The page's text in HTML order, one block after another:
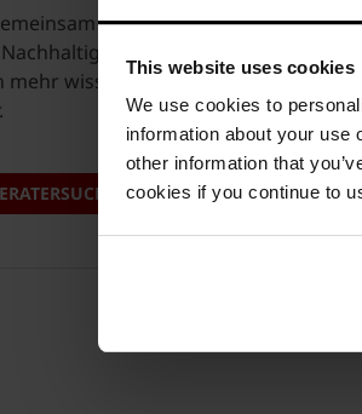
This website uses cookies
We use cookies to
information about your use
other information that
cookies if you continue to
mit wienerberger den
und Innovationsfreude
mehr wissen? Wenden Sie sich direkt